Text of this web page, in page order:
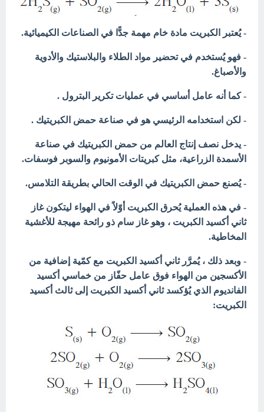
- يُعتبر الكبريت مادة خام مهمة جدًّا في الصناعات الكيميائية.
- فهو يُستخدم في تحضير مواد الطلاء والبلاستيك والأدوية
والأصباغ.
- كما أنه عامل أساسي في عمليات تكرير البترول .
- لكن استخدامه الرئيسي هو في صناعة حمض الكبريتيك .
- يدخل نصف إنتاج العالم من حمض الكبريتيك في صناعة
الأسمدة الزراعية، مثل كبريتات الأمونيوم والسوبر فوسفات.
- يُصنع حمض الكبريتيك في الوقت الحالي بطريقة التلامس.
- في هذه العملية يُحرق الكبريت أوّلاً في الهواء ليتكون غاز
ثاني أكسيد الكبريت ، وهو غاز سام ذو رائحة مهيجة للأغشية
المخاطية.
- وبعد ذلك ، يُمرَّر ثاني أكسيد الكبريت مع كمّية إضافية من
الأكسجين من الهواء فوق عامل حفّاز من خماسي أكسيد
الفانديوم الذي يُؤكسدثاني أكسيد الكبريت إلى ثالث أكسيد
الكبريت: